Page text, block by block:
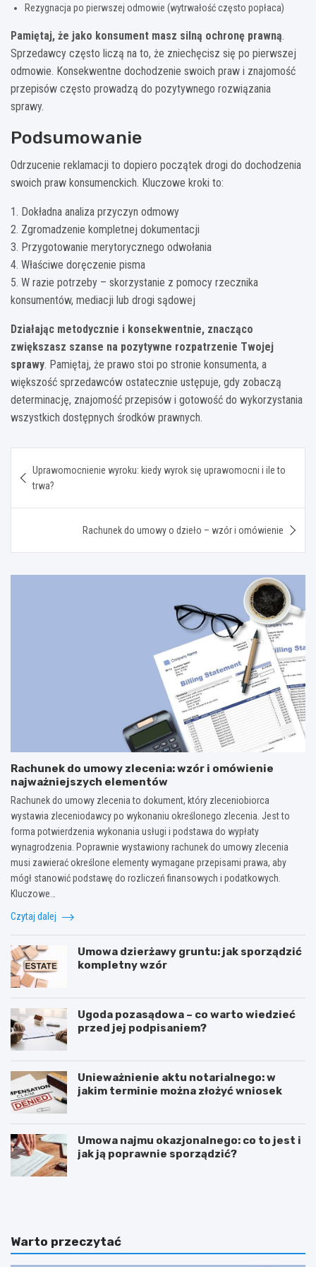
Rezygnacja po pierwszej odmowie (wytrwałość często popłaca)
Pamiętaj, że jako konsument masz silną ochronę prawną.
Sprzedawcy często liczą na to, że zniechęcisz się po pierwszej
odmowie. Konsekwentne dochodzenie swoich praw i znajomość
przepisów często prowadzą do pozytywnego rozwiązania
sprawy.
Podsumowanie
Odrzucenie reklamacji to dopiero początek drogi do dochodzenia
swoich praw konsumenckich. Kluczowe kroki to:
1. Dokładna analiza przyczyn odmowy
2. Zgromadzenie kompletnej dokumentacji
3. Przygotowanie merytorycznego odwołania
4. Właściwe doręczenie pisma
5. W razie potrzeby – skorzystanie z pomocy rzecznika
konsumentów, mediacji lub drogi sądowej
Działając metodycznie i konsekwentnie, znacząco
zwiększasz szanse na pozytywne rozpatrzenie Twojej
sprawy. Pamiętaj, że prawo stoi po stronie konsumenta, a
większość sprzedawców ostatecznie ustępuje, gdy zobaczą
determinację, znajomość przepisów i gotowość do wykorzystania
wszystkich dostępnych środków prawnych.
wpisu
Uprawomocnienie wyroku: kiedy wyrok się uprawomocni i ile to
trwa?
Rachunek do umowy o dzieło – wzór i omówienie
Rachunek do umowy zlecenia: wzór i omówienie
najważniejszych elementów
Rachunek do umowy zlecenia to dokument, który zleceniobiorca
wystawia zleceniodawcy po wykonaniu określonego zlecenia. Jest to
forma potwierdzenia wykonania usługi i podstawa do wypłaty
wynagrodzenia. Poprawnie wystawiony rachunek do umowy zlecenia
musi zawierać określone elementy wymagane przepisami prawa, aby
mógł stanowić podstawę do rozliczeń finansowych i podatkowych.
Kluczowe…
Czytaj dalej
Umowa dzierżawy gruntu: jak sporządzić
kompletny wzór
Ugoda pozasądowa – co warto wiedzieć
przed jej podpisaniem?
Unieważnienie aktu notarialnego: w
jakim terminie można złożyć wniosek
Umowa najmu okazjonalnego: co to jest i
jak ją poprawnie sporządzić?
E
u
e
P
e
s
Warto przeczytać